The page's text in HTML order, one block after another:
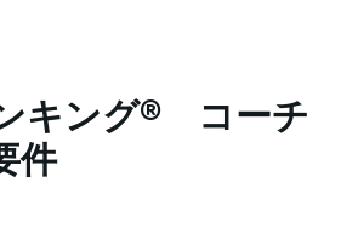
キング® コーチ
件